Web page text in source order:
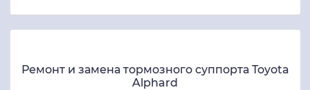
Ремонт и замена тормозного суппорта Toyota
Alphard